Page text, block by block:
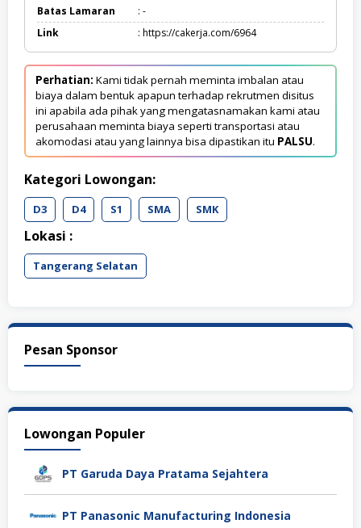
Batas Lamaran
: -
Link
: https://cakerja.com/6964
Perhatian: Kami tidak pernah meminta imbalan atau
biaya dalam bentuk apapun terhadap rekrutmen disitus
ini apabila ada pihak yang mengatasnamakan kami atau
perusahaan meminta biaya seperti transportasi atau
akomodasi atau yang lainnya bisa dipastikan itu PALSU.
Kategori Lowongan:
D3 D4 S1 SMA SMK
Lokasi :
Tangerang Selatan
Pesan Sponsor
Lowongan Populer
PT Garuda Daya Pratama Sejahtera
PT Panasonic Manufacturing Indonesia